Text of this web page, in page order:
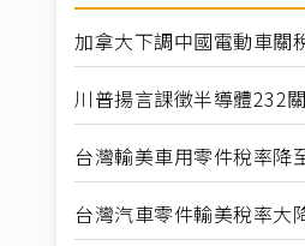
加拿大下調中國電動車
川普揚言課徵半導體232
台灣輸美車用零件稅率
台灣汽車零件輸美稅率